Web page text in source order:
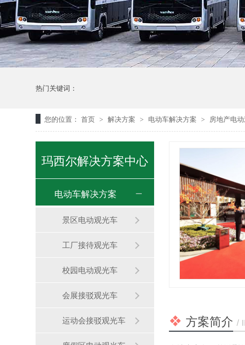
热门关键词：
您的位置： 首页 > 解决方案 > 电动车解决方案 > 房地产电
方案简介 /
玛西尔解决方案中心
电动车解决方案
景区电动观光车
工厂接待观光车
校园电动观光车
会展接驳观光车
运动会接驳观光车